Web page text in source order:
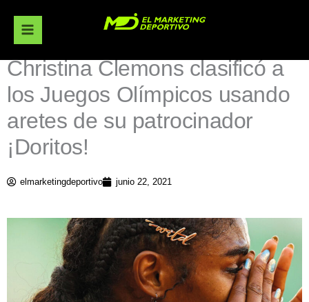
contenido
Christina Clemons clasificó a
los Juegos Olímpicos usando
aretes de su patrocinador
¡Doritos!
elmarketingdeportivo junio 22, 2021